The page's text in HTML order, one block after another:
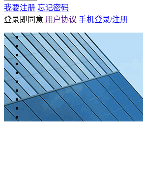
我要注册 忘记密码
登录即同意 用户协议 手机登录/注册